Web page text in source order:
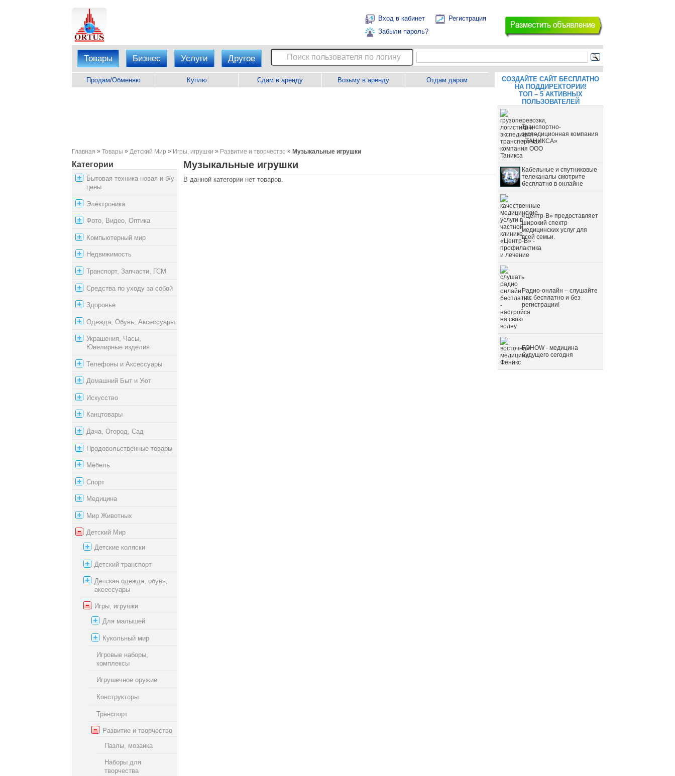
Вход в кабинет
Регистрация
Забыли пароль?
Товары Бизнес Услуги Другое
Продам/Обменяю Куплю Сдам в аренду Возьму в аренду Отдам даром
Главная » Товары » Детский Мир » Игры, игрушки » Развитие и творчество » Музыкальные игрушки
Категории
Бытовая техника новая и б/у
цены
Электроника
Фото, Видео, Оптика
Компьютерный мир
Недвижимость
Транспорт, Запчасти, ГСМ
Средства по уходу за собой
Здоровье
Одежда, Обувь, Аксессуары
Украшения, Часы,
Ювелирные изделия
Телефоны и Аксессуары
Домашний Быт и Уют
Искусство
Канцтовары
Дача, Огород, Сад
Продовольственные товары
Мебель
Спорт
Медицина
Мир Животных
Детский Мир
Детские коляски
Детский транспорт
Детская одежда, обувь,
аксессуары
Игры, игрушки
Для малышей
Кукольный мир
Игровые наборы,
комплексы
Игрушечное оружие
Конструкторы
Транспорт
Развитие и творчество
Пазлы, мозаика
Наборы для
творчества
Музыкальные игрушки
В данной категории нет товаров.
СОЗДАЙТЕ САЙТ БЕСПЛАТНО
НА ПОДДИРЕКТОРИИ!
ТОП – 5 АКТИВНЫХ
ПОЛЬЗОВАТЕЛЕЙ
Транспортно-
экспедиционная компания
«ТАНИКСА»
Кабельные и спутниковые
телеканалы смотрите
бесплатно в онлайне
«Центр-В» предоставляет
широкий спектр
медицинских услуг для
всей семьи.
Радио-онлайн – слушайте
нас бесплатно и без
регистрации!
FOHOW - медицина
будущего сегодня